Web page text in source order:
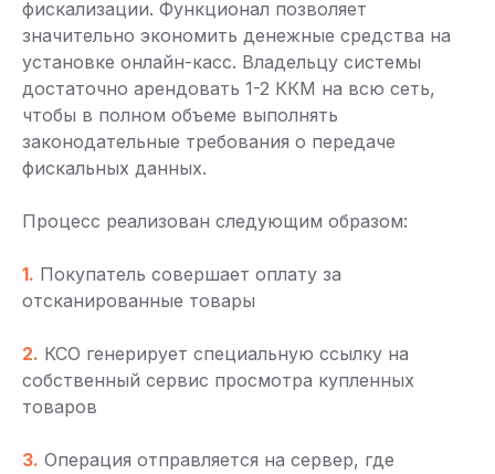
фискализации. Функционал позволяет
значительно экономить денежные средства на
установке онлайн-касс. Владельцу системы
достаточно арендовать 1-2 ККМ на всю сеть,
чтобы в полном объеме выполнять
законодательные требования о передаче
фискальных данных.
Процесс реализован следующим образом:
1. Покупатель совершает оплату за
отсканированные товары
2. КСО генерирует специальную ссылку на
собственный сервис просмотра купленных
товаров
3. Операция отправляется на сервер, где